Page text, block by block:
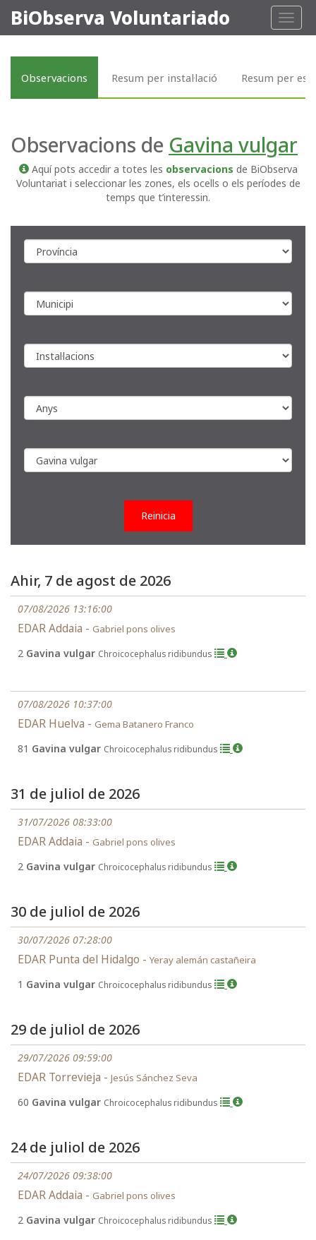
Toggle
BiObserva Voluntariado
Observacions Resum per instal·lació Resum per
Observacions de Gavina vulgar
Aquí pots accedir a totes les observacions de BiObserva
Voluntariat i seleccionar les zones, els ocells o els períodes de
temps que t’interessin.
Reinicia
Ahir, 7 de agost de 2026
07/08/2026 13:16:00
EDAR Addaia - Gabriel pons olives
2 Gavina vulgar Chroicocephalus ridibundus
07/08/2026 10:37:00
EDAR Huelva - Gema Batanero Franco
81 Gavina vulgar Chroicocephalus ridibundus
31 de juliol de 2026
31/07/2026 08:33:00
EDAR Addaia - Gabriel pons olives
2 Gavina vulgar Chroicocephalus ridibundus
30 de juliol de 2026
30/07/2026 07:28:00
EDAR Punta del Hidalgo - Yeray alemán castañeira
1 Gavina vulgar Chroicocephalus ridibundus
29 de juliol de 2026
29/07/2026 09:59:00
EDAR Torrevieja - Jesús Sánchez Seva
60 Gavina vulgar Chroicocephalus ridibundus
24 de juliol de 2026
24/07/2026 09:38:00
EDAR Addaia - Gabriel pons olives
2 Gavina vulgar Chroicocephalus ridibundus